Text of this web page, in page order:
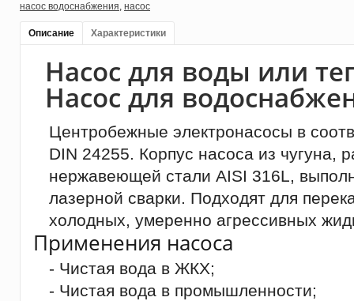
насос водоснабжения, насос
Описание Характеристики
Насос для воды или
Насос для
Центробежные электронасосы в
DIN 24255. Корпус насоса из чугуна,
нержавеющей стали AISI 316L,
лазерной сварки. Подходят для
холодных, умеренно агрессивных
Применения насоса
- Чистая вода в ЖКХ;
- Чистая вода в промышленности;